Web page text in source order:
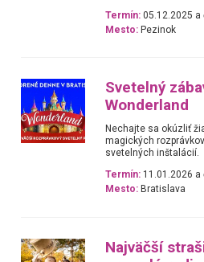
Termín: 05.12.2025 a
Mesto: Pezinok
Svetelný
Wonderland
Nechajte sa okúzliť
magických
svetelných inštalácií.
Termín: 11.01.2026 a
Mesto: Bratislava
Najväčší